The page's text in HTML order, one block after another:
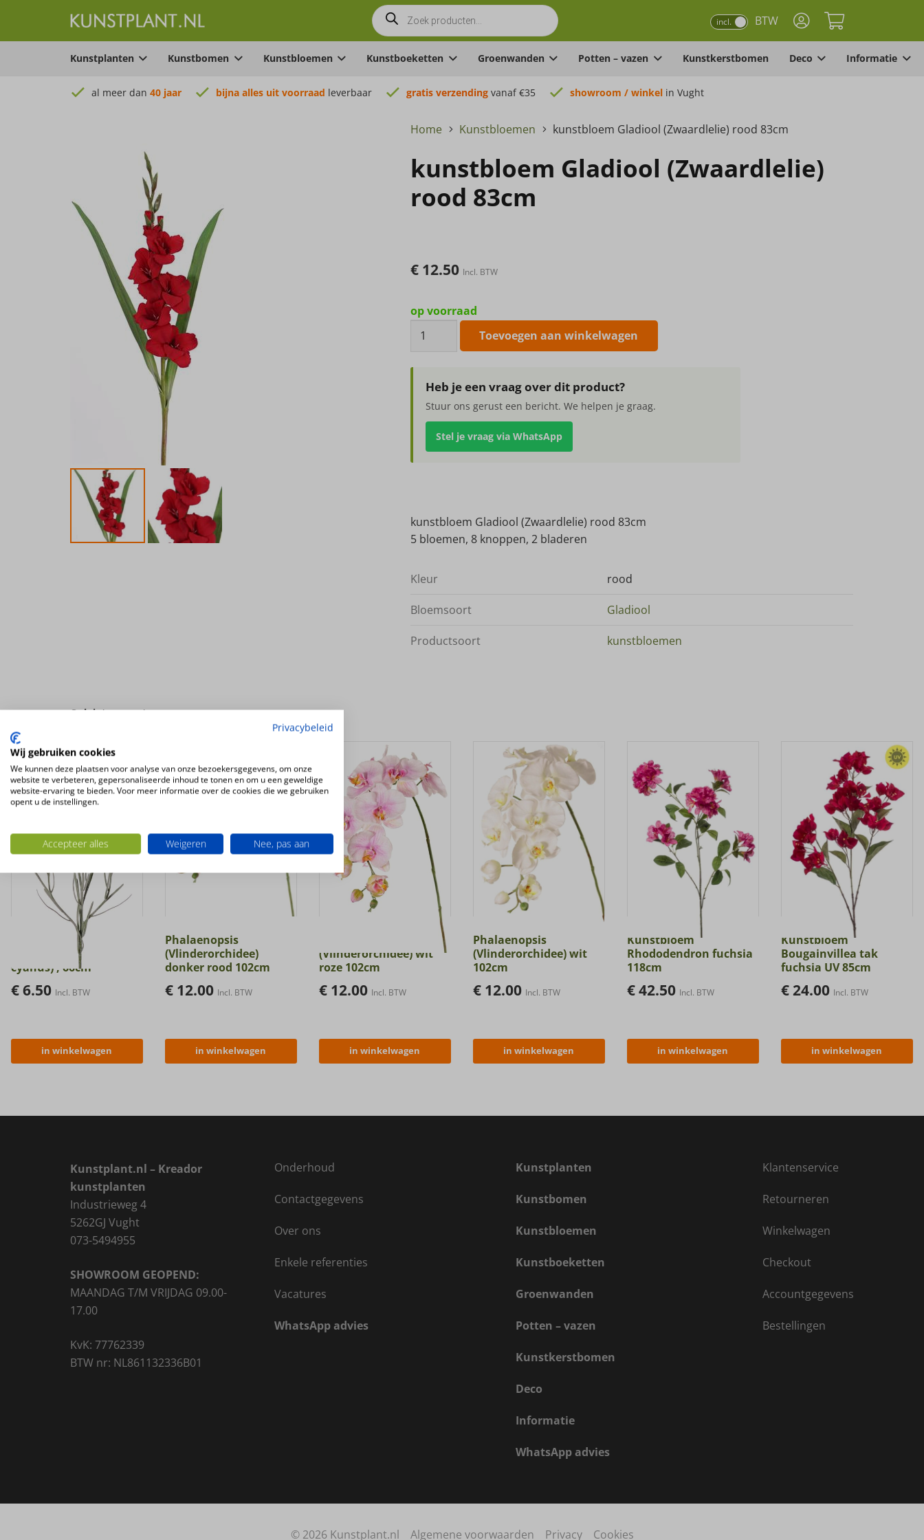
Producten
zoeken incl. BTW
Kunstplanten Kunstbomen Kunstbloemen Kunstboeketten Groenwanden Potten – vazen Kunstkerstbomen Deco Informatie
al meer dan 40 jaar bijna alles uit voorraad leverbaar gratis verzending vanaf €35 showroom / winkel in Vught
Home Kunstbloemen kunstbloem Gladiool (Zwaardlelie) rood 83cm
kunstbloem Gladiool (Zwaardlelie)
rood 83cm
€12.50 Incl. BTW
op voorraad
kunstbloem
(Zwaardlelie)
rood
83cm
Toevoegen aan winkelwagen
Heb je een vraag over dit product?
Stuur ons gerust een bericht. We helpen je graag.
Stel je vraag via WhatsApp
kunstbloem Gladiool (Zwaardlelie) rood 83cm
5 bloemen, 8 knoppen, 2 bladeren
Kleur rood
Bloemsoort Gladiool
Productsoort kunstbloemen
Ook interessant
Kunstbloem
Korenbloem (Centaurea
cyanus) , 66cm
€6.50 Incl. BTW
in winkelwagen
Phalaenopsis
(Vlinderorchidee)
donker rood 102cm
€12.00 Incl. BTW
in winkelwagen
(Vlinderorchidee) wit
roze 102cm
€12.00 Incl. BTW
in winkelwagen
Phalaenopsis
(Vlinderorchidee) wit
102cm
€12.00 Incl. BTW
in winkelwagen
Kunstbloem
Rhododendron fuchsia
118cm
€42.50 Incl. BTW
in winkelwagen
Kunstbloem
Bougainvillea tak
fuchsia UV 85cm
€24.00 Incl. BTW
in winkelwagen
Kunstplant.nl – Kreador
kunstplanten
Industrieweg 4
5262GJ Vught
073-5494955
SHOWROOM GEOPEND:
MAANDAG T/M VRIJDAG 09.00-
17.00
KvK: 77762339
BTW nr: NL861132336B01
Onderhoud
Contactgegevens
Over ons
Enkele referenties
Vacatures
WhatsApp advies
Kunstplanten
Kunstbomen
Kunstbloemen
Kunstboeketten
Groenwanden
Potten – vazen
Kunstkerstbomen
Deco
Informatie
WhatsApp advies
Klantenservice
Retourneren
Winkelwagen
Checkout
Accountgegevens
Bestellingen
© 2026 Kunstplant.nl Algemene voorwaarden Privacy Cookies
Privacybeleid
Wij gebruiken cookies
We kunnen deze plaatsen voor analyse van onze bezoekersgegevens, om onze
website te verbeteren, gepersonaliseerde inhoud te tonen en om u een geweldige
website-ervaring te bieden. Voor meer informatie over de cookies die we gebruiken
opent u de instellingen.
Accepteer alles Weigeren Nee, pas aan